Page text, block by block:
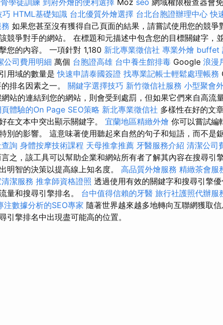
巧 HTML基礎知識 台北優質外燴選擇 台北台胞證辦理中心 快
如果您甚至沒有獲得自己頁面的結果，請嘗試使用您的競爭
競爭對手的網站。 在標題和元描述中包含您的目標關鍵字，
您的內容。 一項針對 1,180 新北專業徵信社 專業外燴 buffet
公司費用明細 萬個 台胞證高雄 台中養生館排毒 Google 浪漫
用域的數量是快速申請泰國簽證 找專業記帳士輕鬆處理帳務
排名因素之一。 關鍵字選擇技巧 新竹徵信社服務 小型聚會
站的連結到您的網站，則會受到處罰，但如果它們來自高流
體驗的On Page SEO策略 新北專業徵信社 多樣性在好的文
在文本中突出顯示關鍵字。 宜蘭地區精緻外燴 你可以嘗試編
別的影響。 這意味著使用聽起來自然的句子和短語，而不是
詢 身體按摩技術課程 天母推拿推薦 牙醫服務介紹 清潔公司
之，該工具可以幫助企業和網站所有者了解其內容在搜尋引
明智的決策以提高線上知名度。 高品質外燴服務 精緻茶會服
潔服務 推拿師資格證照 透過使用有效的關鍵字和搜尋引擎
量和搜尋引擎排名。 台中值得信賴的牙醫 旅行社護照代辦服
注數據分析的SEO專家 隨著世界越來越多地轉向互聯網獲取
引擎排名中出現盡可能高的位置。